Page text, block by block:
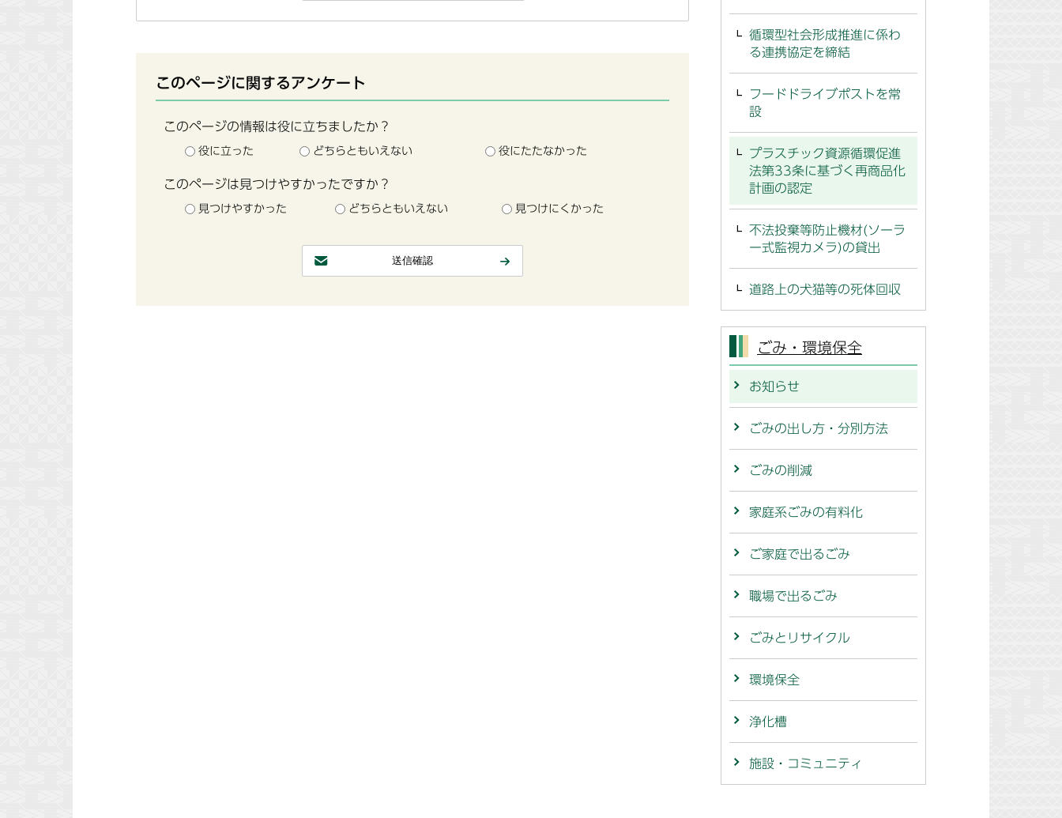
このページに関するアンケート
このページの情報は役に立ちましたか？
役に立った どちらともいえない 役にたたなかった
このページは見つけやすかったですか？
見つけやすかった どちらともいえない 見つけにくかった
循環型社会形成推進に係わ
る連携協定を締結
フードドライブポストを常
設
プラスチック資源循環促進
法第33条に基づく再商品化
計画の認定
不法投棄等防止機材(ソーラ
ー式監視カメラ)の貸出
道路上の犬猫等の死体回収
ごみ・環境保全
お知らせ
ごみの出し方・分別方法
ごみの削減
家庭系ごみの有料化
ご家庭で出るごみ
職場で出るごみ
ごみとリサイクル
環境保全
浄化槽
施設・コミュニティ